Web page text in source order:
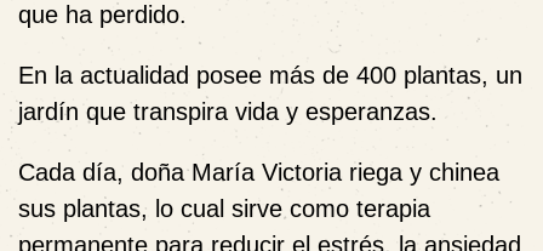
que ha perdido.
En la actualidad posee más de 400 plantas, un
jardín que transpira vida y esperanzas.
Cada día, doña María Victoria riega y chinea
sus plantas, lo cual sirve como terapia
permanente para reducir el estrés, la ansiedad